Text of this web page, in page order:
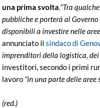
una prima svolta.“Tra
pubbliche e porterà al
disponibili a investire nelle
annunciato ilsindaco di
imprenditori della logistica,
investitori, secondo i primi
lavoro “in una parte delle aree
(red.)